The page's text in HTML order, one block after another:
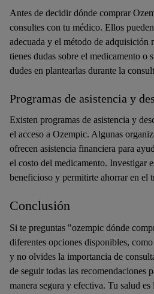
Antes de decidir dónde comprar
consultes con tu médico. Ellos
adecuada y el método de adquisición
tienes dudas sobre el medicamento o
dudes en plantearlas durante la
Programas de asistencia y
Existen programas de asistencia y
el acceso a Ozempic. Algunas
ofrecen asistencia financiera para
el costo del medicamento. Investigar
beneficioso y permitirte ahorrar en el
Conclusión
Si te preguntas "ozempic dónde
diferentes opciones disponibles,
y no olvides la importancia de
de seguir todas las recomendaciones
manera segura y efectiva. Tu salud